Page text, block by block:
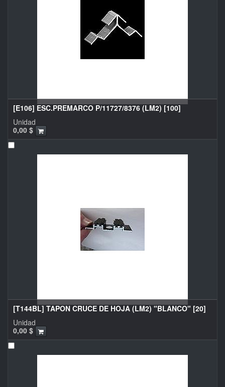
[E106] ESC.PREMARCO P/11727/8376 (LM2) [100]
0,00 $
Unidad
[T144BL] TAPON CRUCE DE HOJA (LM2) "BLANCO" [20]
0,00 $
Unidad